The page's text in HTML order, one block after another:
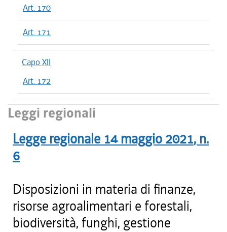
Art. 170
Art. 171
Capo XII
Art. 172
Leggi regionali
Legge regionale 14 maggio 2021, n.
6
Disposizioni in materia di finanze,
risorse agroalimentari e forestali,
biodiversità, funghi, gestione